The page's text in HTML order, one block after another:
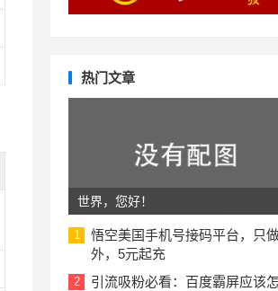
热门文章
世界，您好！
1
悟空美国手机号接码平台，只
外，5元起充
2
引流吸粉必看：百度霸屏应该